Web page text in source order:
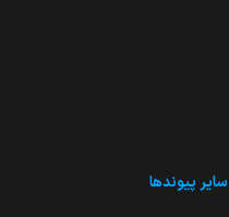
سایر پیوندها